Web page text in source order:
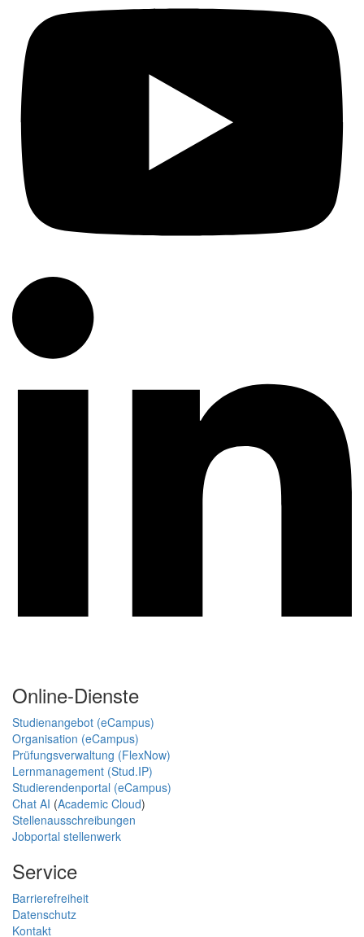
Online-Dienste
Studienangebot (eCampus)
Organisation (eCampus)
Prüfungsverwaltung (FlexNow)
Lernmanagement (Stud.IP)
Studierendenportal (eCampus)
Chat AI (Academic Cloud)
Stellenausschreibungen
Jobportal stellenwerk
Service
Barrierefreiheit
Datenschutz
Kontakt